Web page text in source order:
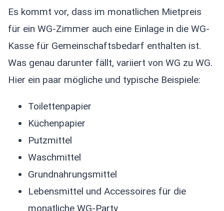
Es kommt vor, dass im monatlichen Mietpreis
für ein WG-Zimmer auch eine Einlage in die WG-
Kasse für Gemeinschaftsbedarf enthalten ist.
Was genau darunter fällt, variiert von WG zu WG.
Hier ein paar mögliche und typische Beispiele:
Toilettenpapier
Küchenpapier
Putzmittel
Waschmittel
Grundnahrungsmittel
Lebensmittel und Accessoires für die
monatliche WG-Party